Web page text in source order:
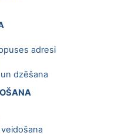
adresi
dzēšana
veidošana